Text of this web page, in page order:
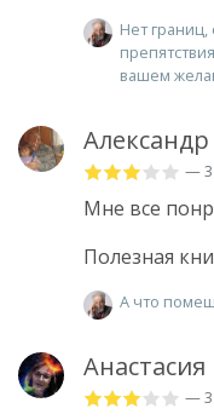
Нет
вашем
— 3
Мне все
Полезная
А что
Анастасия
— 3